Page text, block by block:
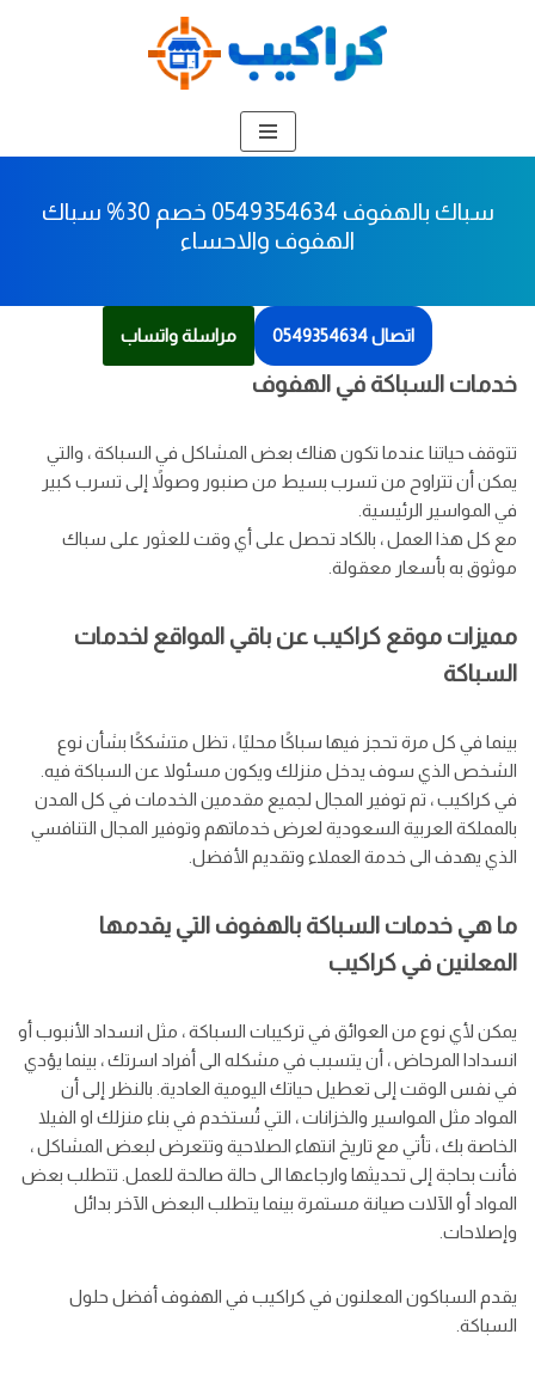
سباك بالهفوف 0549354634 خصم 30% سباك
الهفوف والاحساء
اتصال 0549354634 مراسلة واتساب
خدمات السباكة في الهفوف
تتوقف حياتنا عندما تكون هناك بعض المشاكل في السباكة ، والتي
يمكن أن تتراوح من تسرب بسيط من صنبور وصولاً إلى تسرب كبير
في المواسير الرئيسية.
مع كل هذا العمل ، بالكاد تحصل على أي وقت للعثور على سباك
موثوق به بأسعار معقولة.
مميزات موقع كراكيب عن باقي المواقع لخدمات
السباكة
بينما في كل مرة تحجز فيها سباكًا محليًا ، تظل متشككًا بشأن نوع
الشخص الذي سوف يدخل منزلك ويكون مسئولا عن السباكة فيه.
في كراكيب ، تم توفير المجال لجميع مقدمين الخدمات في كل المدن
بالمملكة العربية السعودية لعرض خدماتهم وتوفير المجال التنافسي
الذي يهدف الى خدمة العملاء وتقديم الأفضل.
ما هي خدمات السباكة بالهفوف التي يقدمها
المعلنين في كراكيب
يمكن لأي نوع من العوائق في تركيبات السباكة ، مثل انسداد الأنبوب أو
انسدادا المرحاض ، أن يتسبب في مشكله الى أفراد اسرتك ، بينما يؤدي
في نفس الوقت إلى تعطيل حياتك اليومية العادية. بالنظر إلى أن
المواد مثل المواسير والخزانات ، التي تُستخدم في بناء منزلك او الفيلا
الخاصة بك ، تأتي مع تاريخ انتهاء الصلاحية وتتعرض لبعض المشاكل ،
فأنت بحاجة إلى تحديثها وارجاعها الى حالة صالحة للعمل. تتطلب بعض
المواد أو الآلات صيانة مستمرة بينما يتطلب البعض الآخر بدائل
وإصلاحات.
يقدم السباكون المعلنون في كراكيب في الهفوف أفضل حلول
السباكة.